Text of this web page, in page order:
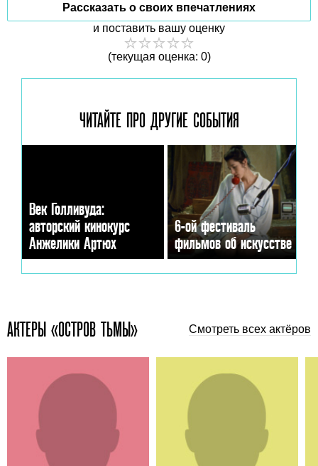
Рассказать о своих впечатлениях
и поставить вашу оценку
(текущая оценка: 0)
ЧИТАЙТЕ ПРО ДРУГИЕ СОБЫТИЯ
Век Голливуда:
авторский кинокурс
Анжелики Артюх
6-ой фестиваль
фильмов об искусстве
АКТЕРЫ «ОСТРОВ ТЬМЫ» Смотреть всех актёров